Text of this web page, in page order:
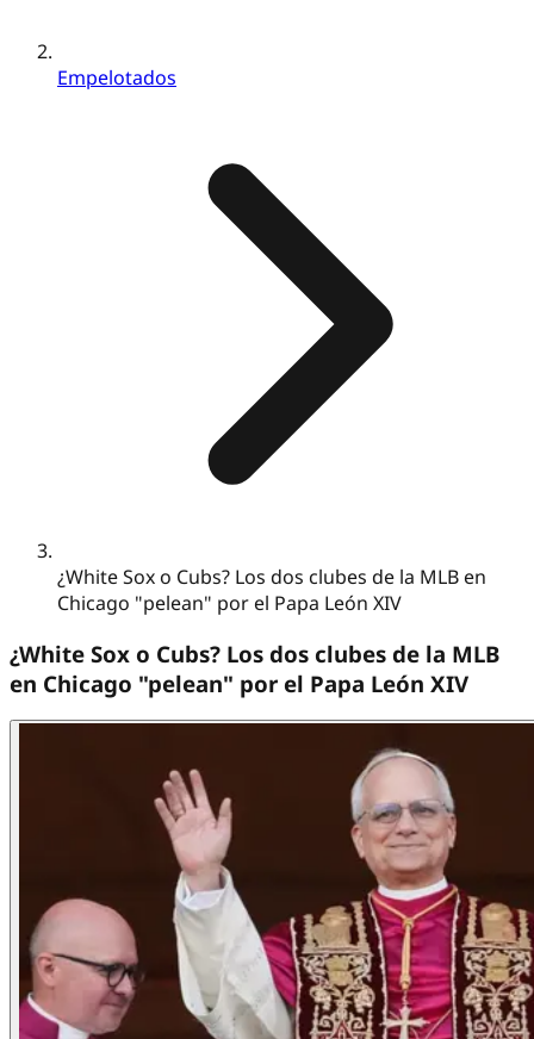
Empelotados
¿White Sox o Cubs? Los dos clubes de la MLB en
Chicago "pelean" por el Papa León XIV
¿White Sox o Cubs? Los dos clubes de la MLB
en Chicago "pelean" por el Papa León XIV